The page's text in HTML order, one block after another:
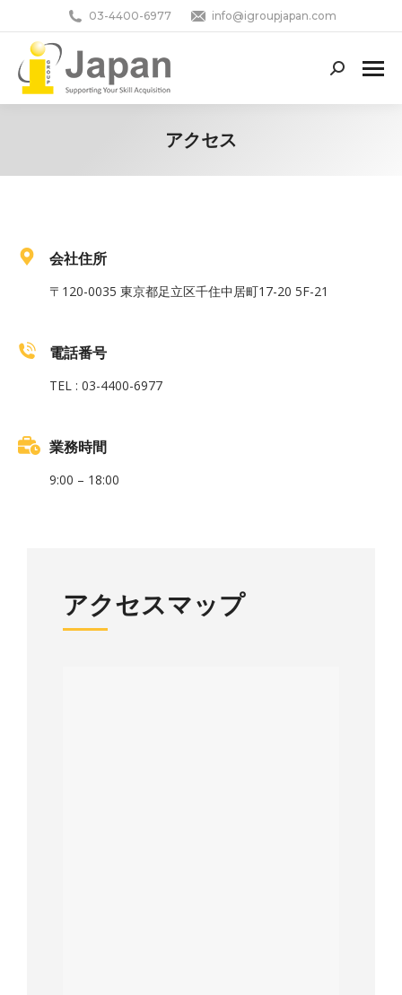
03-4400-6977 info@igroupjapan.com
Search:
アクセス
会社住所
〒120-0035 東京都足立区千住中居町17-20 5F-21
電話番号
TEL : 03-4400-6977
業務時間
9:00 – 18:00
アクセスマップ